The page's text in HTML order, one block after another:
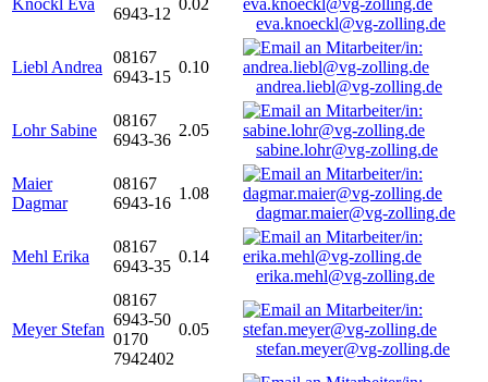
Knöckl Eva
6943-12
0.02
eva.knoeckl@vg-zolling.de
Liebl Andrea
08167
6943-15
0.10
andrea.liebl@vg-zolling.de
Lohr Sabine
08167
6943-36
2.05
sabine.lohr@vg-zolling.de
Maier
Dagmar
08167
6943-16
1.08
dagmar.maier@vg-zolling.de
Mehl Erika
08167
6943-35
0.14
erika.mehl@vg-zolling.de
Meyer Stefan
08167
6943-50
0170
7942402
0.05
stefan.meyer@vg-zolling.de